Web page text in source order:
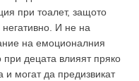
при тоалет, защото
И не на
на емоционалния
децата влияят пряко
и могат да предизвикат